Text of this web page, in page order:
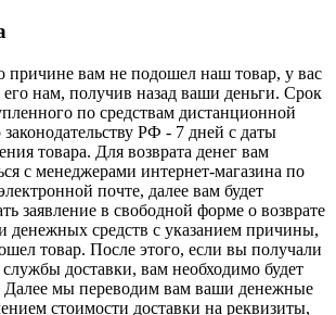
причине вам не подошел наш товар, у вас
его нам, получив назад ваши деньги. Срок
по средствам дистанционной
законодательству РФ - 7 дней с даты
товара. Для возврата денег вам
с менеджерами интернет-магазина по
почте, далее вам будет
заявление в свободной форме о возврате
денежных средств с указанием причины,
товар. После этого, если вы получали
доставки, вам необходимо будет
Далее мы переводим вам ваши денежные
стоимости доставки на реквизиты,